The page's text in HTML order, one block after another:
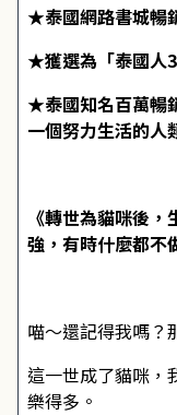
★泰國網路書城暢
★獲選為「泰國人
★泰國知名百萬暢
一個努力生活的人
《轉世為貓咪後
強，有時什麼都不
喵～還記得我嗎？
這一世成了貓咪，
樂得多。